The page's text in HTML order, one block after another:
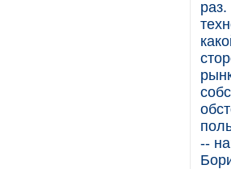
--